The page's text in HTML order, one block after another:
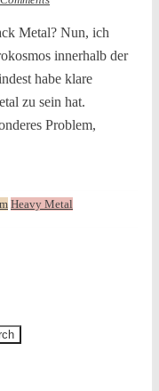
Metal? Nun, ich
innerhalb der
habe klare
zu sein hat.
Problem,
Heavy Metal